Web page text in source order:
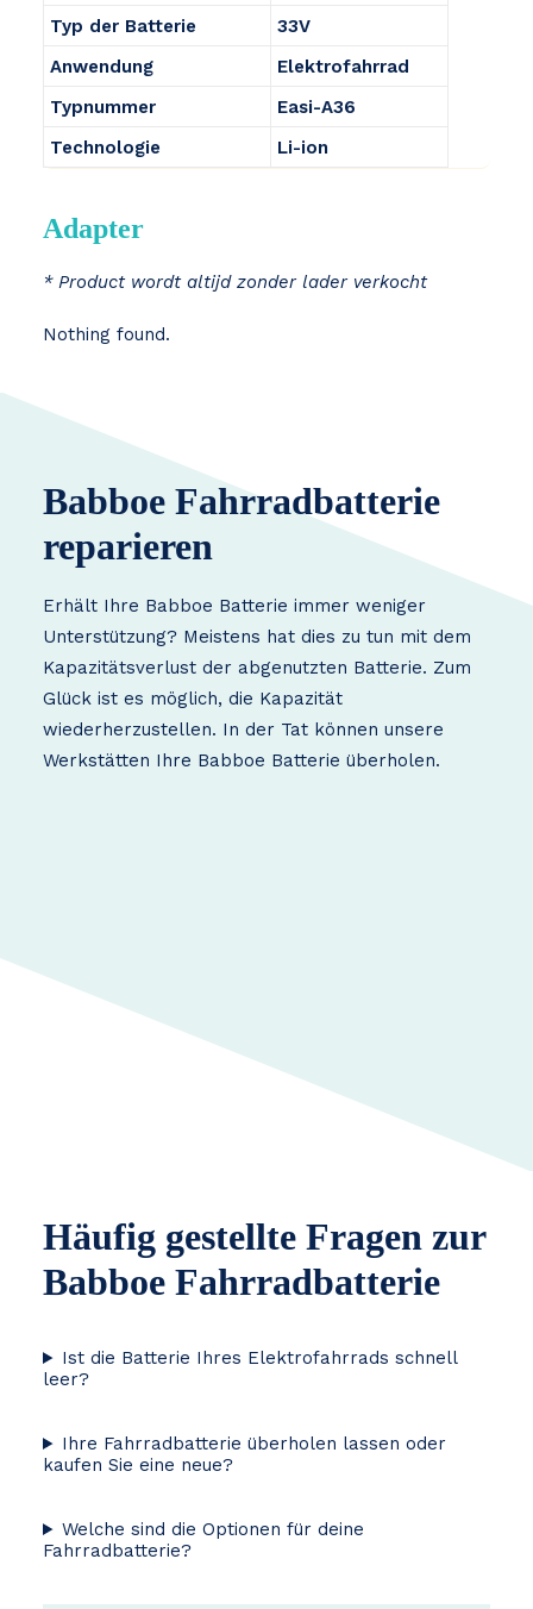
Typ der Batterie
33V
Anwendung
Elektrofahrrad
Typnummer
Easi-A36
Technologie
Li-ion
Adapter
* Product wordt altijd zonder lader verkocht
Nothing found.
Babboe Fahrradbatterie
reparieren
Erhält Ihre Babboe Batterie immer weniger
Unterstützung? Meistens hat dies zu tun mit dem
Kapazitätsverlust der abgenutzten Batterie. Zum
Glück ist es möglich, die Kapazität
wiederherzustellen. In der Tat können unsere
Werkstätten Ihre Babboe Batterie überholen.
Häufig gestellte Fragen zur
Babboe Fahrradbatterie
Ist die Batterie Ihres Elektrofahrrads schnell
leer?
Ihre Fahrradbatterie überholen lassen oder
kaufen Sie eine neue?
Welche sind die Optionen für deine
Fahrradbatterie?